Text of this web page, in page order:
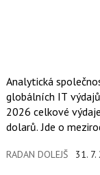
Analytická
globálních IT
2026 celkové
dolarů. Jde o
o 10,8 procenta na
RADAN DOLEJŠ 31.